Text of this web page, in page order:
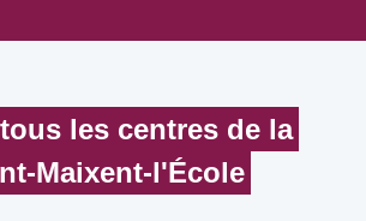
les centres de la
Maixent-l'École